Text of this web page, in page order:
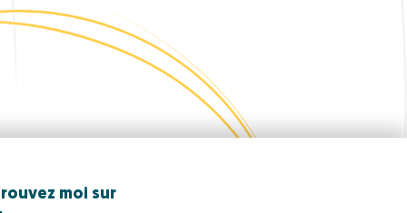
moi sur